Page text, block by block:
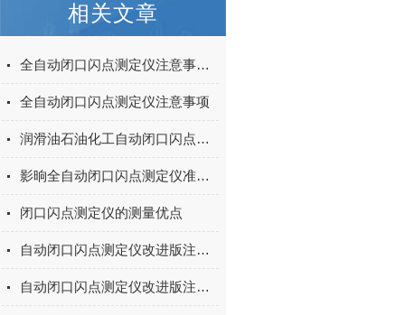
相关文章
全自动闭口闪点测定仪注意事项与故障排除和解决方法
全自动闭口闪点测定仪注意事项
润滑油石油化工自动闭口闪点测定仪注意事项和保养
影晌全自动闭口闪点测定仪准确性的主要因素
闭口闪点测定仪的测量优点
自动闭口闪点测定仪改进版注意事项和保养.
自动闭口闪点测定仪改进版注意事项和保养